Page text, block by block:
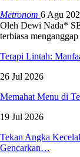
Metronom 6 Agu
Oleh Dewi Nada*
terbiasa
Terapi Lintah:
26 Jul 2026
Memahat Menu di
19 Jul 2026
Tekan Angka
Gencarkan…